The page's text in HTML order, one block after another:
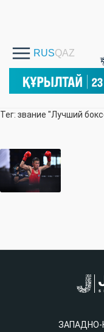
Тег: звание "Лучший
ЗАПАДНО-